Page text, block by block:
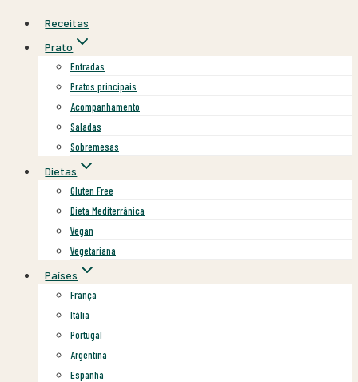
Skip
Receitas
Prato
Entradas
Pratos principais
Acompanhamento
Saladas
Sobremesas
Dietas
Gluten Free
Dieta Mediterrânica
Vegan
Vegetariana
Países
França
Itália
Portugal
Argentina
Espanha